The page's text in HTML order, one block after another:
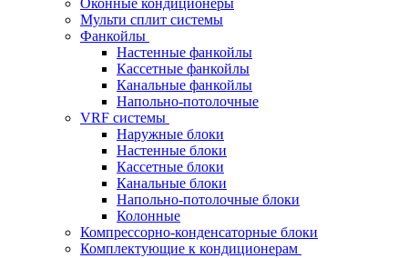
Оконные кондиционеры
Мульти сплит системы
Фанкойлы
Настенные фанкойлы
Кассетные фанкойлы
Канальные фанкойлы
Напольно-потолочные
VRF системы
Наружные блоки
Настенные блоки
Кассетные блоки
Канальные блоки
Напольно-потолочные блоки
Колонные
Компрессорно-конденсаторные блоки
Комплектующие к кондиционерам